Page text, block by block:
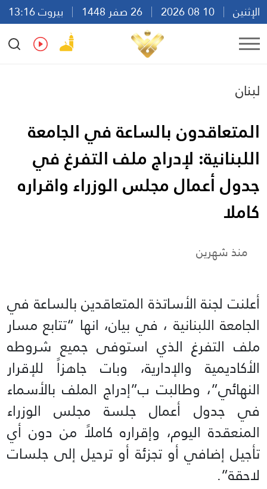
الإثنين
بيروت 13:16
Ar
En Fr Es
لبنان
المتعاقدون بالساعة في الجامعة
اللبنانية: لإدراج ملف التفرغ في
جدول أعمال مجلس الوزراء واقراره
كاملا
منذ شهرين
أعلنت لجنة الأساتذة المتعاقدين بالساعة في
الجامعة اللبنانية ، في بيان، انها “تتابع مسار
ملف التفرغ الذي استوفى جميع شروطه
الأكاديمية والإدارية، وبات جاهزاً للإقرار
النهائي”، وطالبت ب”إدراج الملف بالأسماء
في جدول أعمال جلسة مجلس الوزراء
المنعقدة اليوم، وإقراره كاملاً من دون أي
تأجيل إضافي أو تجزئة أو ترحيل إلى جلسات
لاحقة”.